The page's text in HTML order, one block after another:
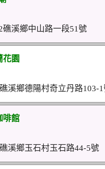
礁溪鄉中山路一段51號
花園
溪鄉德陽村奇立丹路103-
啡館
溪鄉玉石村玉石路44-5號